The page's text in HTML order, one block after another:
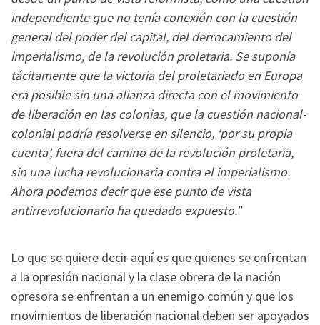
independiente que no tenía conexión con la cuestión
general del poder del capital, del derrocamiento del
imperialismo, de la revolución proletaria. Se suponía
tácitamente que la victoria del proletariado en Europa
era posible sin una alianza directa con el movimiento
de liberación en las colonias, que la cuestión nacional-
colonial podría resolverse en silencio, ‘por su propia
cuenta’, fuera del camino de la revolución proletaria,
sin una lucha revolucionaria contra el imperialismo.
Ahora podemos decir que ese punto de vista
antirrevolucionario ha quedado expuesto.”
Lo que se quiere decir aquí es que quienes se enfrentan
a la opresión nacional y la clase obrera de la nación
opresora se enfrentan a un enemigo común y que los
movimientos de liberación nacional deben ser apoyados